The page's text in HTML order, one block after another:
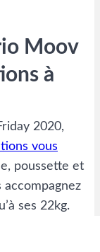
Moov
à
2020,
vous
poussette et
accompagnez
ses 22kg.